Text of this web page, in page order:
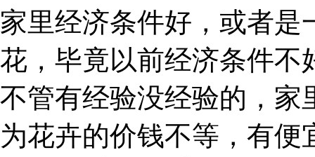
家里经济条件好，或者
花，毕竟以前经济条件不
不管有经验没经验的，家
为花卉的价钱不等，有